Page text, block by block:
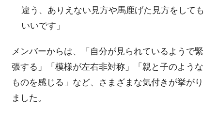
違う、ありえない見方や馬鹿げた見方をしても
いいです」
メンバーからは、「自分が見られているようで緊
張する」「模様が左右非対称」「親と子のような
ものを感じる」など、さまざまな気付きが挙がり
ました。